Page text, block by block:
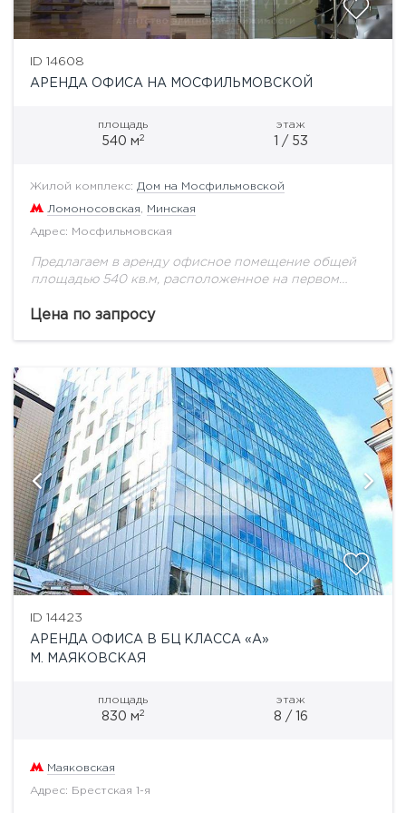
ID 14608
АРЕНДА ОФИСА НА МОСФИЛЬМОВСКОЙ
площадь
540 м2
этаж
1 / 53
Жилой комплекс: Дом на Мосфильмовской
Ломоносовская Минская
Адрес: Мосфильмовская
Предлагаем в аренду офисное помещение общей
площадью 540 кв.м, расположенное на первом
отдельным входом, имеет смешанную планировку: 1
Цена по запросу
ID 14423
АРЕНДА ОФИСА В БЦ КЛАССА «А»
М. МАЯКОВСКАЯ
площадь
830 м2
этаж
8 / 16
Маяковская
Адрес: Брестская 1-я